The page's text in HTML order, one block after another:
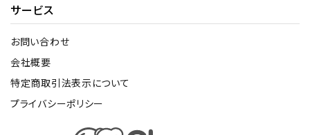
サービス
お問い合わせ
会社概要
特定商取引法表示について
プライバシーポリシー